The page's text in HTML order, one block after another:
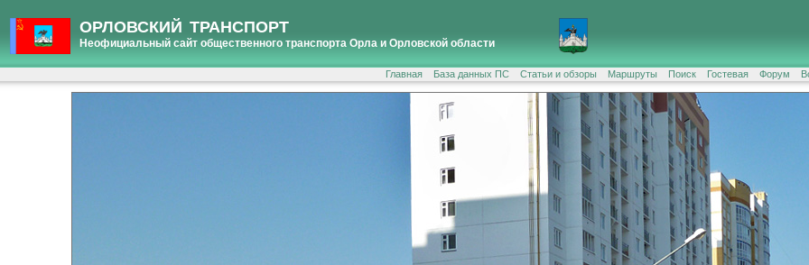
ОРЛОВСКИЙ ТРАНСПОРТ
Неофициальный сайт общественного транспорта Орла и Орловской области
Главная База данных ПС Статьи и обзоры Маршруты Поиск Гостевая Форум